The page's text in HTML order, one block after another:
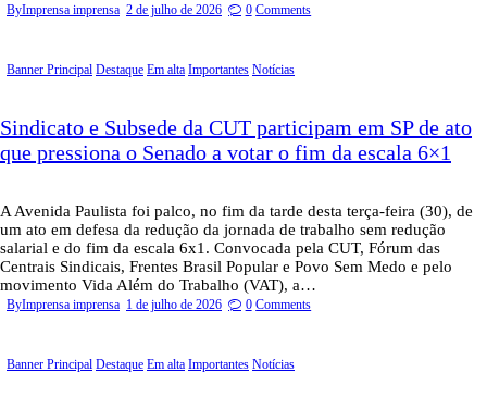
ByImprensa imprensa 2 de julho de 2026 0 Comments
Banner Principal Destaque Em alta Importantes Notícias
Sindicato e Subsede da CUT participam em SP de ato
que pressiona o Senado a votar o fim da escala 6×1
A Avenida Paulista foi palco, no fim da tarde desta terça-feira (30), de
um ato em defesa da redução da jornada de trabalho sem redução
salarial e do fim da escala 6x1. Convocada pela CUT, Fórum das
Centrais Sindicais, Frentes Brasil Popular e Povo Sem Medo e pelo
movimento Vida Além do Trabalho (VAT), a…
ByImprensa imprensa 1 de julho de 2026 0 Comments
Banner Principal Destaque Em alta Importantes Notícias